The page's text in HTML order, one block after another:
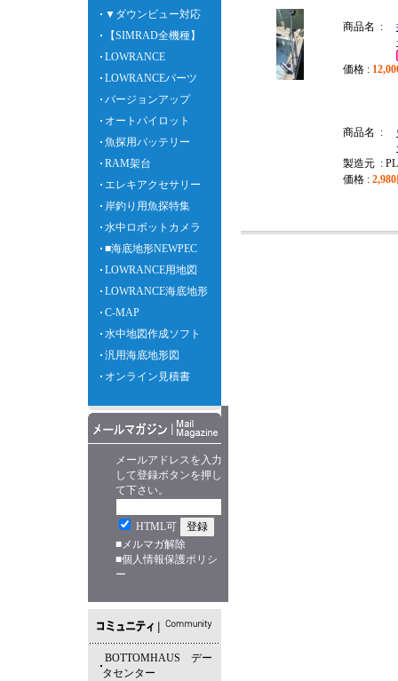
▼ダウンビュー対応
【SIMRAD全機種】
LOWRANCE
LOWRANCEパーツ
バージョンアップ
オートパイロット
魚探用バッテリー
RAM架台
エレキアクセサリー
岸釣り用魚探特集
水中ロボットカメラ
■海底地形NEWPEC
LOWRANCE用地図
LOWRANCE海底地形
C-MAP
水中地図作成ソフト
汎用海底地形図
オンライン見積書
メールアドレスを入力
して登録ボタンを押し
て下さい。
HTML可
■メルマガ解除
■個人情報保護ポリシ
ー
BOTTOMHAUS デー
タセンター
商品名 :
価格 :
商品名 :
製造元 :
価格 :